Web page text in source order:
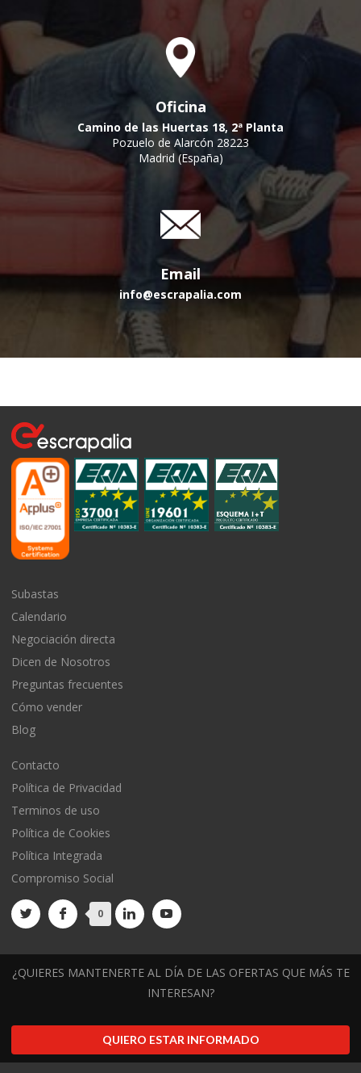
Oficina
Camino de las Huertas 18, 2ª Planta
Pozuelo de Alarcón 28223
Madrid (España)
Email
info@escrapalia.com
Subastas
Calendario
Negociación directa
Dicen de Nosotros
Preguntas frecuentes
Cómo vender
Blog
Contacto
Política de Privacidad
Terminos de uso
Política de Cookies
Política Integrada
Compromiso Social
0
¿QUIERES MANTENERTE AL DÍA DE LAS OFERTAS QUE MÁS TE
INTERESAN?
QUIERO ESTAR INFORMADO